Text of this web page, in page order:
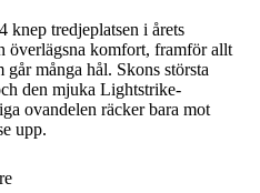
knep tredjeplatsen i årets
överlägsna komfort, framför allt
många hål. Skons största
den mjuka Lightstrike-
ovandelen räcker bara mot
upp.